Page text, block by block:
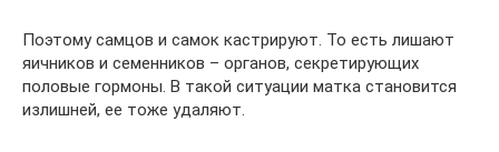
Поэтому самцов и самок кастрируют. То есть лишают
яичников и семенников – органов, секретирующих
половые гормоны. В такой ситуации матка становится
излишней, ее тоже удаляют.